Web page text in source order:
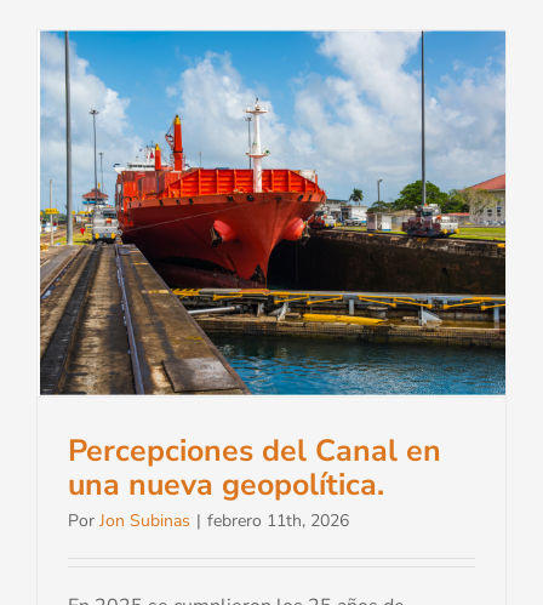
Percepciones del Canal en
una nueva geopolítica.
Por Jon Subinas | febrero 11th, 2026